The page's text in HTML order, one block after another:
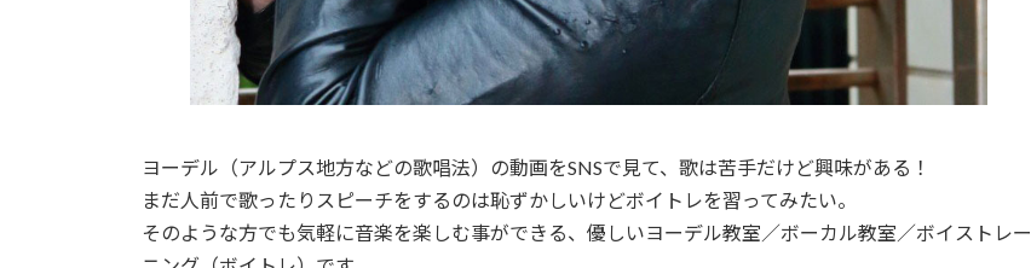
ヨーデル（アルプス地方などの歌唱法）の動画をSNSで見て、歌は苦手だけど興味がある！
まだ人前で歌ったりスピーチをするのは恥ずかしいけどボイトレを習ってみたい。
そのような方でも気軽に音楽を楽しむ事ができる、優しいヨーデル教室／ボーカル教室／ボイストレー